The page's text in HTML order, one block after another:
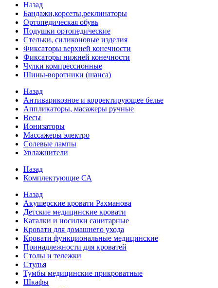
Назад
Бандажи,корсеты,реклинаторы
Ортопедическая обувь
Подушки ортопедические
Стельки, силиконовые изделия
Фиксаторы верхней конечности
Фиксаторы нижней конечности
Чулки компрессионные
Шины-воротники (шанса)
Назад
Антиварикозное и корректирующее белье
Аппликаторы, масажеры ручные
Весы
Ионизаторы
Массажеры электро
Солевые лампы
Увлажнители
Назад
Комплектующие СА
Назад
Акушерские кровати Рахманова
Детские медицинские кровати
Каталки и носилки санитарные
Кровати для домашнего ухода
Кровати функциональные медицинские
Принадлежности для кроватей
Столы и тележки
Стулья
Тумбы медицинские прикроватные
Шкафы